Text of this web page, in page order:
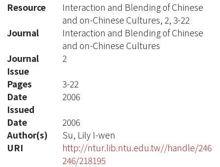
Resource
Interaction and Blending of Chinese
and on-Chinese Cultures, 2, 3-22
Journal
Interaction and Blending of Chinese
and on-Chinese Cultures
Journal
Issue
2
Pages
3-22
Date
Issued
2006
Date
2006
Author(s)
Su, Lily I-wen
URI
http://ntur.lib.ntu.edu.tw//handle/246
246/218195